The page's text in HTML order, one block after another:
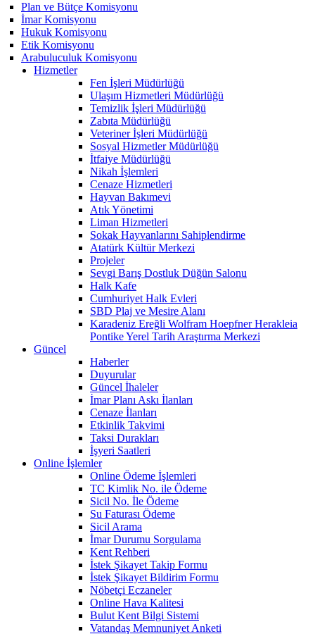
Plan ve Bütçe Komisyonu
İmar Komisyonu
Hukuk Komisyonu
Etik Komisyonu
Arabuluculuk Komisyonu
Hizmetler
Fen İşleri Müdürlüğü
Ulaşım Hizmetleri Müdürlüğü
Temizlik İşleri Müdürlüğü
Zabıta Müdürlüğü
Veteriner İşleri Müdürlüğü
Sosyal Hizmetler Müdürlüğü
İtfaiye Müdürlüğü
Nikah İşlemleri
Cenaze Hizmetleri
Hayvan Bakımevi
Atık Yönetimi
Liman Hizmetleri
Sokak Hayvanlarını Sahiplendirme
Atatürk Kültür Merkezi
Projeler
Sevgi Barış Dostluk Düğün Salonu
Halk Kafe
Cumhuriyet Halk Evleri
SBD Plaj ve Mesire Alanı
Karadeniz Ereğli Wolfram Hoepfner Herakleia
Pontike Yerel Tarih Araştırma Merkezi
Güncel
Haberler
Duyurular
Güncel İhaleler
İmar Planı Askı İlanları
Cenaze İlanları
Etkinlik Takvimi
Taksi Durakları
İşyeri Saatleri
Online İşlemler
Online Ödeme İşlemleri
TC Kimlik No. ile Ödeme
Sicil No. İle Ödeme
Su Faturası Ödeme
Sicil Arama
İmar Durumu Sorgulama
Kent Rehberi
İstek Şikayet Takip Formu
İstek Şikayet Bildirim Formu
Nöbetçi Eczaneler
Online Hava Kalitesi
Bulut Kent Bilgi Sistemi
Vatandaş Memnuniyet Anketi